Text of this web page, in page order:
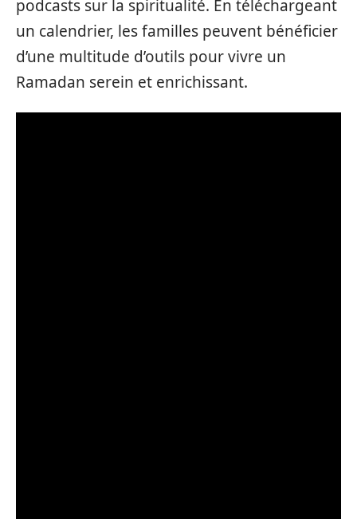
podcasts sur la spiritualité. En téléchargeant
un calendrier, les familles peuvent bénéficier
d’une multitude d’outils pour vivre un
Ramadan serein et enrichissant.